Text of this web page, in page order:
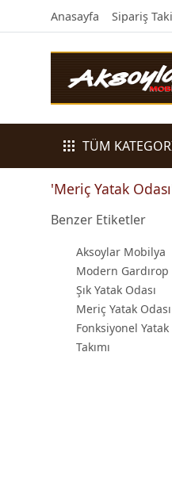
Anasayfa Sipariş
TÜM
'Meriç Yatak
Benzer Etiketler
Aksoylar Mobilya
Modern Gardırop
Şık Yatak Odası
Meriç Yatak Odası
Fonksiyonel Yatak
Takımı